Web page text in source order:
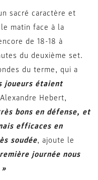
sacré caractère et
matin face à la
de 18-18 à
du deuxième set.
du terme, qui a
joueurs étaient
Hebert,
bons en défense, et
efficaces en
soudée, ajoute le
journée nous